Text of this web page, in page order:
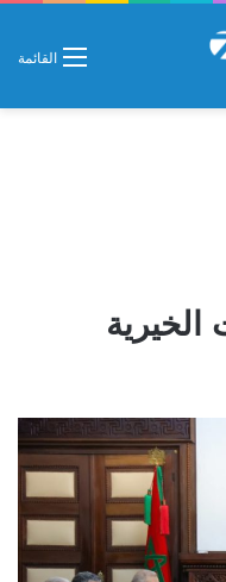
القائمة
الخيرية